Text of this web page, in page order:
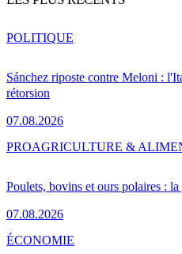
Sánchez riposte contre Meloni :
rétorsion
07.08.2026
POLITIQUE
Poulets, bovins et ours polaires :
07.08.2026
PROAGRICULTURE &
ÉCONOMIE